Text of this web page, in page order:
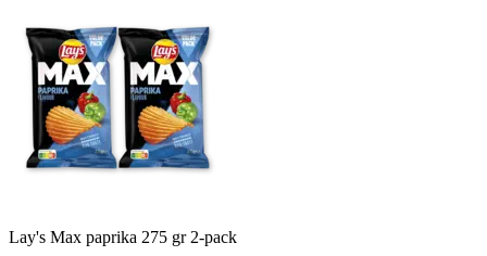
Lay's Max paprika 275 gr 2-pack